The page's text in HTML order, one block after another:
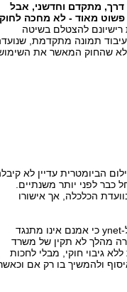
מתקדם וחדשני, אבל
פשוט מאוד - לא מחכה
את רישיונם להצטלם בשיטה
תמונה מתקדמת,
אלא שהחוק המאשר את
הביומטרית עדיין לא
כבר לפני יותר משנתיים.
הכלכלה, אך אישורו
יו"ר ועדת הפנים בכנסת, ח"כ אופר פינס-פז, אומר ל-ynet כי אמנם אינו מתנגד
מהלך לא תקין של משרד
גיבוי חוקי, מבלי לחכות
ולהמשיך בו רק אם